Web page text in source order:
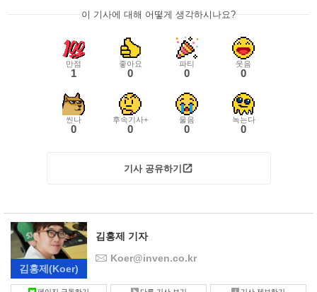
이 기사에 대해 어떻게 생각하시나요?
만점
1
좋아요
0
파티
0
웃음
0
씬나
0
후속기사+
0
울음
0
녹는다
0
기사 공유하기
김홍제 (Koer)
김홍제 기자
Koer@inven.co.kr